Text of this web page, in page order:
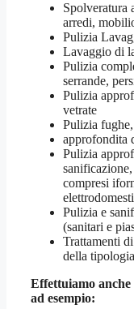
Spolveratura
arredi,
Pulizia
Lavaggio di
Pulizia
serrande,
Pulizia
vetrate
Pulizia
approfondita
Pulizia
compresi
Pulizia e
(sanitari e
Trattamenti
della
Effettuiamo anche
ad esempio: